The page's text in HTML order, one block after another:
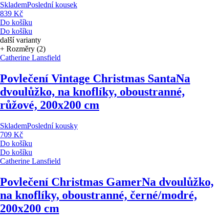
SklademPoslední kousek
839 Kč
Do košíku
Do košíku
další varianty
+ Rozměry (2)
Catherine Lansfield
Povlečení Vintage Christmas SantaNa
dvoulůžko, na knoflíky, oboustranné,
růžové, 200x200 cm
SklademPoslední kousky
709 Kč
Do košíku
Do košíku
Catherine Lansfield
Povlečení Christmas GamerNa dvoulůžko,
na knoflíky, oboustranné, černé/modré,
200x200 cm